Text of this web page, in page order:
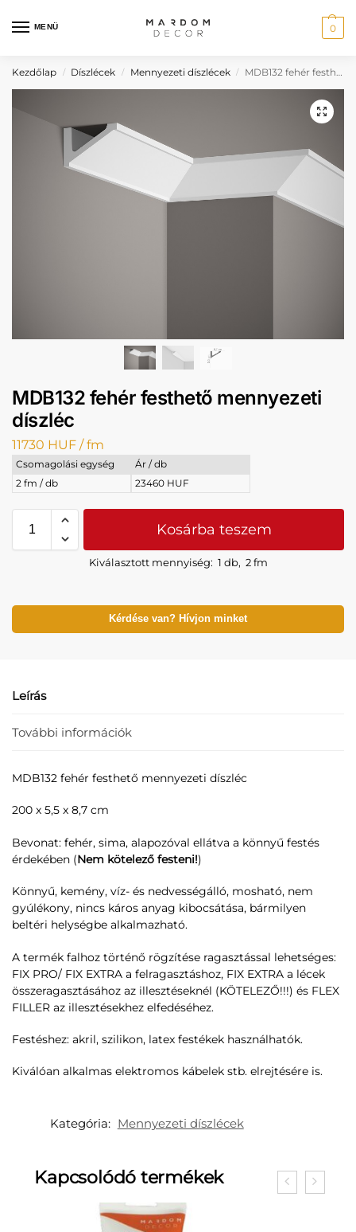
MENÜ 0
Kezdőlap / Díszlécek / Mennyezeti díszlécek / MDB132 fehér festhető mennyezeti díszléc
MDB132 fehér festhető mennyezeti
díszléc
11730 HUF / fm
Csomagolási egység
Ár / db
2 fm / db
23460 HUF
Kosárba teszem
Kiválasztott mennyiség: 1 db, 2 fm
Kérdése van? Hívjon minket
Leírás
További információk
MDB132 fehér festhető mennyezeti díszléc
200 x 5,5 x 8,7 cm
Bevonat: fehér, sima, alapozóval ellátva a könnyű festés
érdekében (Nem kötelező festeni!)
Könnyű, kemény, víz- és nedvességálló, mosható, nem
gyúlékony, nincs káros anyag kibocsátása, bármilyen
beltéri helységbe alkalmazható.
A termék falhoz történő rögzítése ragasztással lehetséges:
FIX PRO/ FIX EXTRA a felragasztáshoz, FIX EXTRA a lécek
összeragasztásához az illesztéseknél (KÖTELEZŐ!!!) és FLEX
FILLER az illesztésekhez elfedéséhez.
Festéshez: akril, szilikon, latex festékek használhatók.
Kiválóan alkalmas elektromos kábelek stb. elrejtésére is.
Kategória: Mennyezeti díszlécek
Kapcsolódó termékek